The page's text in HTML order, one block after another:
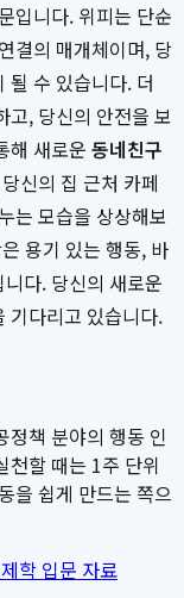
입니다. 위피는 단순
결의 매개체이며, 당
될 수 있습니다. 더
고, 당신의 안전을 보
해 새로운 동네친구
신의 집 근처 카페
는 모습을 상상해보
용기 있는 행동, 바
다. 당신의 새로운
기다리고 있습니다.
정책 분야의 행동 인
천할 때는 1주 단위
을 쉽게 만드는 쪽으
학 입문 자료